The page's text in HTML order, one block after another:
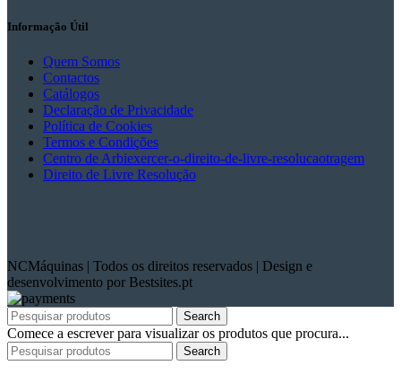
Informação Útil
Quem Somos
Contactos
Catálogos
Declaração de Privacidade
Política de Cookies
Termos e Condições
Centro de Arbiexercer-o-direito-de-livre-resolucaotragem
Direito de Livre Resolução
NCMáquinas | Todos os direitos reservados | Design e
desenvolvimento por Bestsites.pt
Search
Comece a escrever para visualizar os produtos que procura...
Search